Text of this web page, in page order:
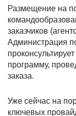
Размещение на
заказчиков
Администрация
программу,
заказа.
Уже сейчас на
ключевых